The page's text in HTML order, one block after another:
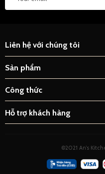
Liên hệ với chúng tôi
Sản phẩm
Công thức
Hỗ trợ khách hàng
©2021 An’s